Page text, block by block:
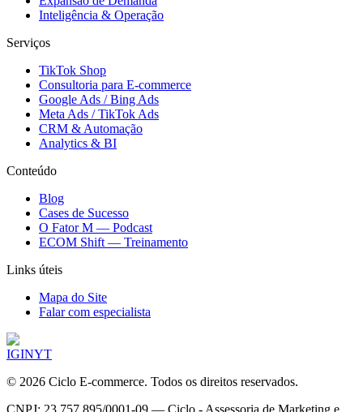
Inteligência & Operação
Serviços
TikTok Shop
Consultoria para E-commerce
Google Ads / Bing Ads
Meta Ads / TikTok Ads
CRM & Automação
Analytics & BI
Conteúdo
Blog
Cases de Sucesso
O Fator M — Podcast
ECOM Shift — Treinamento
Links úteis
Mapa do Site
Falar com especialista
IGINYT
© 2026 Ciclo E-commerce. Todos os direitos reservados.
CNPJ: 23.757.895/0001-09 — Ciclo - Assessoria de Marketing e